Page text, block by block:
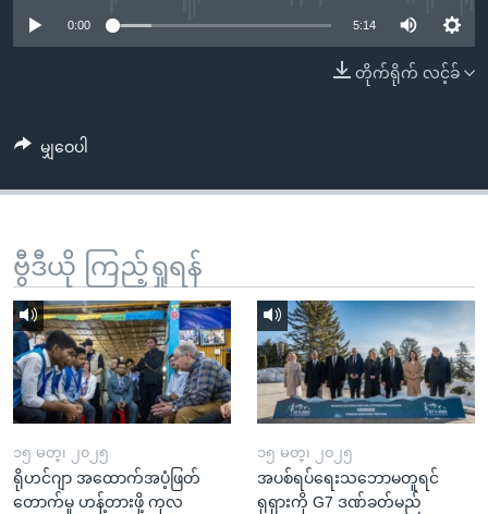
ရှာဖွေ
နေရာ
သို့
ကျော်
ရန်
0:00 5:14
တိုက်ရိုက် လင့်ခ်
မျှဝေပါ
ဗွီဒီယို ကြည့်ရှုရန်
၁၅ မတ္၊ ၂၀၂၅
ရိုဟင်ဂျာ အထောက်အပံ့ဖြတ်
တောက်မှု ဟန့်တားဖို့ ကုလ
၁၅ မတ္၊ ၂၀၂၅
အပစ်ရပ်ရေးသဘောမတူရင်
ရုရှားကို G7 ဒဏ်ခတ်မည်